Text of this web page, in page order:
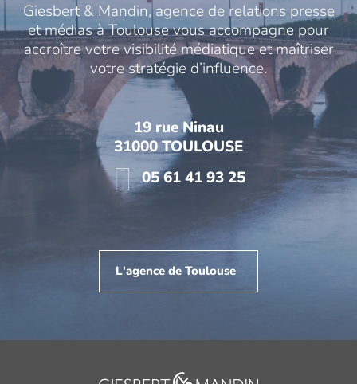
Giesbert & Mandin, agence de relations presse
et médias à Toulouse vous accompagne pour
accroître votre visibilité médiatique et maîtriser
votre stratégie d’influence.
19 rue Ninau
31000 TOULOUSE
05 61 41 93 25
L'agence de Toulouse